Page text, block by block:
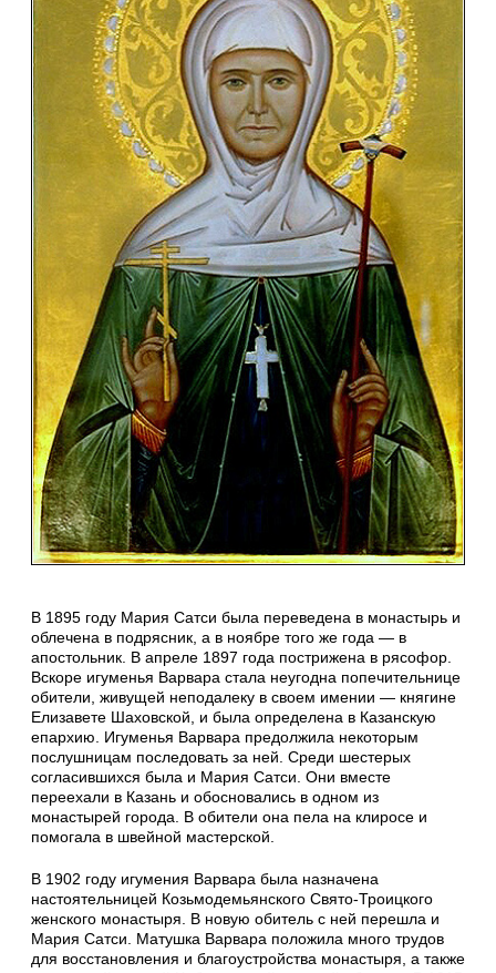
В 1895 году Мария Сатси была переведена в монастырь и
облечена в подрясник, а в ноябре того же года — в
апостольник. В апреле 1897 года пострижена в рясофор.
Вскоре игуменья Варвара стала неугодна попечительнице
обители, живущей неподалеку в своем имении — княгине
Елизавете Шаховской, и была определена в Казанскую
епархию. Игуменья Варвара предолжила некоторым
послушницам последовать за ней. Среди шестерых
согласившихся была и Мария Сатси. Они вместе
переехали в Казань и обосновались в одном из
монастырей города. В обители она пела на клиросе и
помогала в швейной мастерской.
В 1902 году игумения Варвара была назначена
настоятельницей Козьмодемьянского Свято-Троицкого
женского монастыря. В новую обитель с ней перешла и
Мария Сатси. Матушка Варвара положила много трудов
для восстановления и благоустройства монастыря, а также